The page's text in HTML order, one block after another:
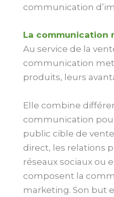
communication
La communication
Au service de la
communication
produits, leurs
Elle combine
communication
public cible de
direct, les relations
réseaux sociaux ou
composent la
marketing. Son but